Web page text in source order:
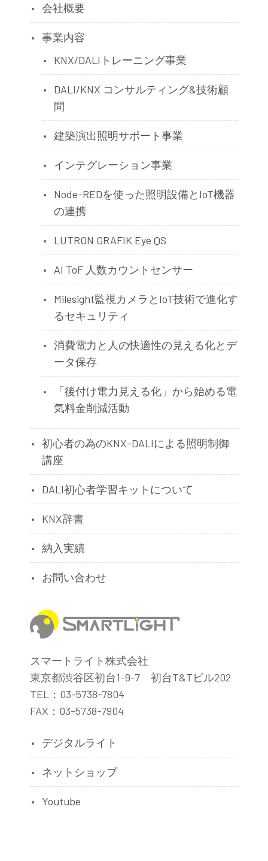
会社概要
事業内容
KNX/DALIトレーニング事業
DALI/KNX コンサルティング&技術顧
問
建築演出照明サポート事業
インテグレーション事業
Node-REDを使った照明設備とIoT機器
の連携
LUTRON GRAFIK Eye QS
AI ToF 人数カウントセンサー
Milesight監視カメラとIoT技術で進化す
るセキュリティ
消費電力と人の快適性の見える化とデ
ータ保存
「後付け電力見える化」から始める電
気料金削減活動
初心者の為のKNX-DALIによる照明制御
講座
DALI初心者学習キットについて
KNX辞書
納入実績
お問い合わせ
スマートライト株式会社
東京都渋谷区初台1-9-7 初台T&Tビル202
TEL：03-5738-7804
FAX：03-5738-7904
デジタルライト
ネットショップ
Youtube